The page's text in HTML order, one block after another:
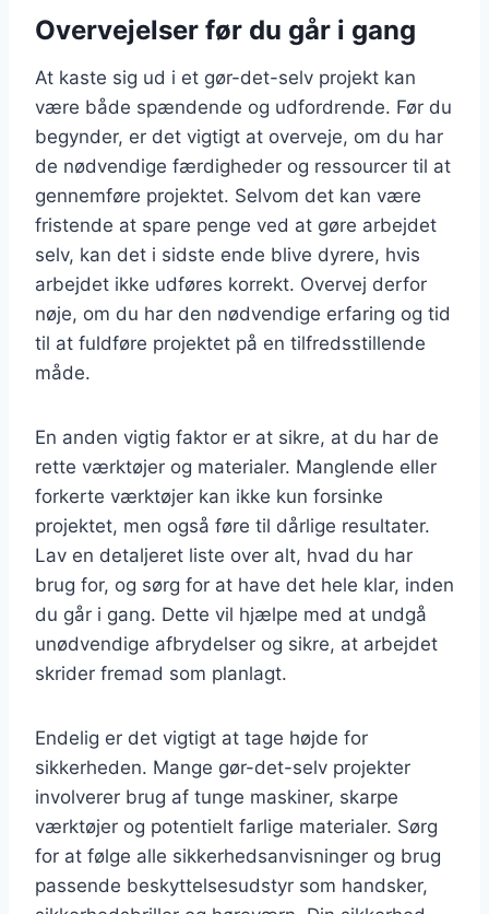
Overvejelser før du går i gang
At kaste sig ud i et gør-det-selv projekt kan
være både spændende og udfordrende. Før du
begynder, er det vigtigt at overveje, om du har
de nødvendige færdigheder og ressourcer til at
gennemføre projektet. Selvom det kan være
fristende at spare penge ved at gøre arbejdet
selv, kan det i sidste ende blive dyrere, hvis
arbejdet ikke udføres korrekt. Overvej derfor
nøje, om du har den nødvendige erfaring og tid
til at fuldføre projektet på en tilfredsstillende
måde.
En anden vigtig faktor er at sikre, at du har de
rette værktøjer og materialer. Manglende eller
forkerte værktøjer kan ikke kun forsinke
projektet, men også føre til dårlige resultater.
Lav en detaljeret liste over alt, hvad du har
brug for, og sørg for at have det hele klar, inden
du går i gang. Dette vil hjælpe med at undgå
unødvendige afbrydelser og sikre, at arbejdet
skrider fremad som planlagt.
Endelig er det vigtigt at tage højde for
sikkerheden. Mange gør-det-selv projekter
involverer brug af tunge maskiner, skarpe
værktøjer og potentielt farlige materialer. Sørg
for at følge alle sikkerhedsanvisninger og brug
passende beskyttelsesudstyr som handsker,